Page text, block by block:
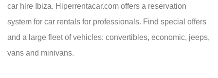
car hire Ibiza. Hiperrentacar.com offers a reservation
system for car rentals for professionals. Find special offers
and a large fleet of vehicles: convertibles, economic, jeeps,
vans and minivans.